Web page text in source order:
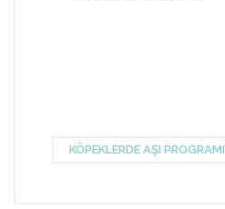
KÖPEKLERDE AŞI PROGRAMI